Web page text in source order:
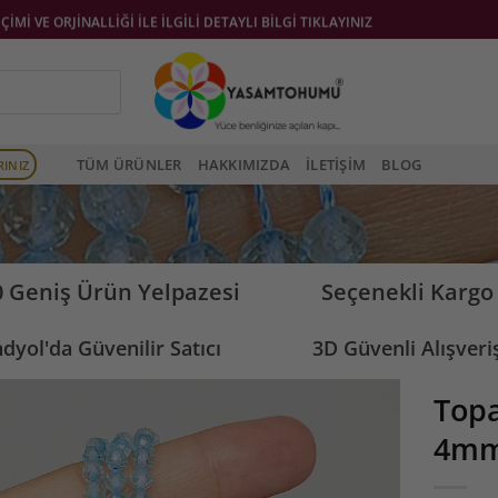
MAĞAZAMIZDA +5000 ÇEŞİT ÜRÜNÜMÜZ VARDIR
MAĞAZA TAKİPÇİMİZ +13000 TIKLAYINIZ
MAĞAZA PUANIMIZ 9.8/10 TIKLAYINIZ
MAĞAZAMIZDA +5000 ÇEŞİT ÜRÜNÜMÜZ VARDIR
BURADA PAZAR YERİ MAĞAZAMIZ TIKLAYINIZ
+5000 ÇEŞİT ÜRÜNÜMÜZ VARDIR
PAZAR YERLERİNDE GÜVENİLİR MAĞAZA VE YÜKSEK KALİTE
FİRMALARI İLE ÇALIŞMAKTAYIZ
ÖDEME SİPARİŞLERİNİZİ SADECE NAKİT ÖDEME VE PTT KARGO İLE
TÜM ÜRÜNLER HAKKIMIZDA İLETIŞIM BLOG
Geniş Ürün Yelpazesi Seçenekli Kargo
Güvenilir Satıcı 3D Güvenli